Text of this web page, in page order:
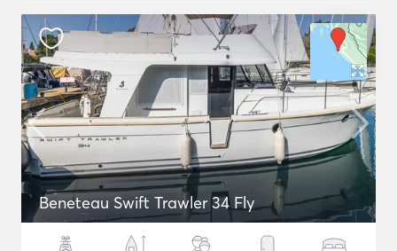
Beneteau Swift Trawler 34 Fly